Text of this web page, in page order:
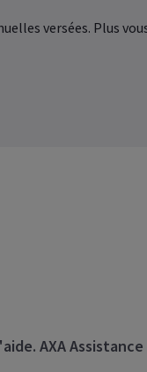
versées. Plus
AXA Assistance